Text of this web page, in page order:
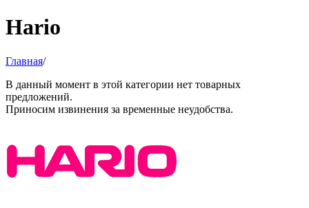
Hario
Главная/
В данный момент в этой категории нет товарных
предложений.
Приносим извинения за временные неудобства.